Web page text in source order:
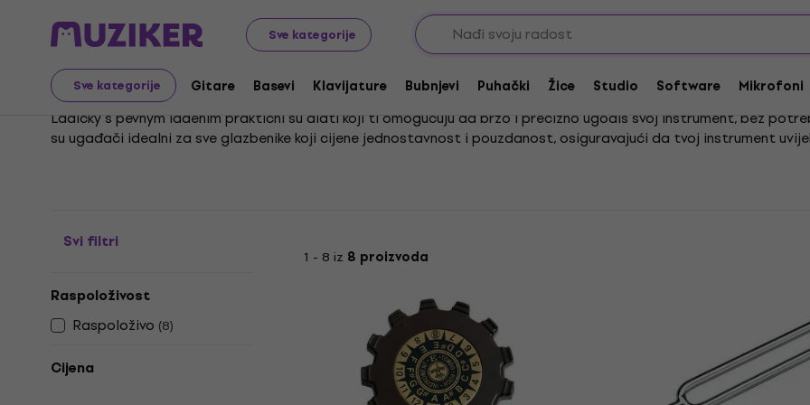
Sve kategorije
Sve kategorije Gitare Basevi Klavijature Bubnjevi Puhački Žice Studio Software Mikrofoni
Glazbeni instrumenti Tuneri Glazbene vilice
Glazbene vilice
Ladičky s pevným ladením praktični su alati koji ti omogućuju da brzo i precizno ugodiš svoj instrument, bez
su ugađači idealni za sve glazbenike koji cijene jednostavnost i pouzdanost, osiguravajući da tvoj instrument
Svi filtri
Raspoloživost
Raspoloživo (8)
Cijena
1 - 8 iz 8 proizvoda